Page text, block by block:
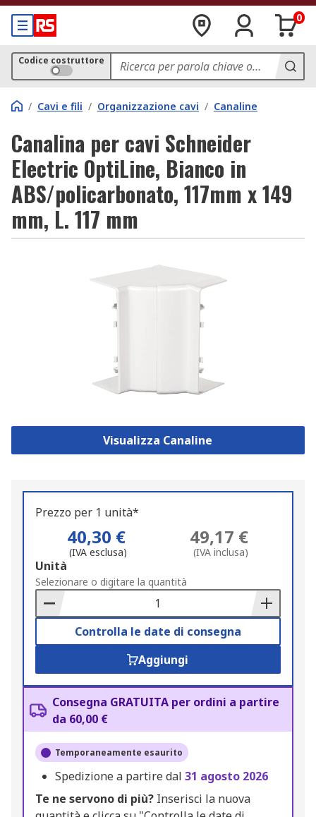
0
Codice costruttore
/ Cavi e fili / Organizzazione cavi / Canaline
Canalina per cavi Schneider
Electric OptiLine, Bianco in
ABS/policarbonato, 117mm x 149
mm, L. 117 mm
Visualizza Canaline
Prezzo per 1 unità*
40,30 €
(IVA esclusa)
49,17 €
(IVA inclusa)
Add
to
Basket
Unità
Selezionare o digitare la quantità
Controlla le date di consegna
Aggiungi
Consegna GRATUITA per ordini a partire
da 60,00 €
Temporaneamente esaurito
Spedizione a partire dal 31 agosto 2026
Te ne servono di più? Inserisci la nuova